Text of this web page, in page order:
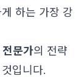
하는 가장 강
문가의 전략
입니다.